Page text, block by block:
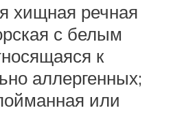
хищная речная
с белым
к
аллергенных;
или